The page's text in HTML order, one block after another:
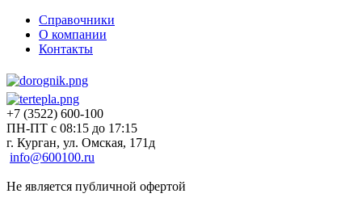
Справочники
О компании
Контакты
+7 (3522) 600-100
ПН-ПТ с 08:15 до 17:15
г. Курган, ул. Омская, 171д
info@600100.ru
Не является публичной офертой